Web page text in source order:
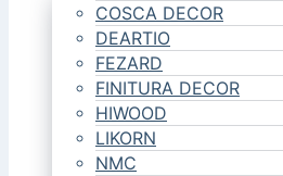
COSCA DECOR
DEARTIO
FEZARD
FINITURA DECOR
HIWOOD
LIKORN
NMC